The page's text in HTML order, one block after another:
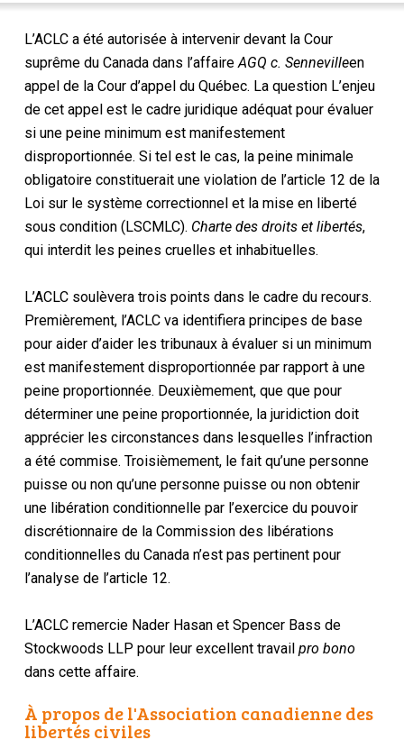
L’ACLC a été autorisée à intervenir devant la Cour
suprême du Canada dans l’affaireAGQ c. Sennevilleen
appel de la Cour d’appel du Québec. La questionL’enjeu
de cet appel est le cadre juridique adéquat pour évaluer
si une peine minimumest manifestement
disproportionnée. Si tel est le cas, la peine minimale
obligatoire constituerait une violation de l’article 12 de la
Loi sur le système correctionnel et la mise en liberté
sous condition (LSCMLC). Charte des droits et libertés,
qui interdit les peines cruelles et inhabituelles.
L’ACLC soulèvera trois points dans le cadre du recours.
Premièrement, l’ACLC va identifieraprincipes de base
pour aiderd’aider les tribunaux à évaluer si un minimum
est manifestement disproportionnée par rapport à une
peine proportionnée. Deuxièmement, que quepour
déterminerune peine proportionnée, la juridiction doit
apprécier les circonstances dans lesquelles l’infraction
a été commise. Troisièmement, le fait qu’une personne
puisse ou nonqu’une personne puisse ou non obtenir
une libération conditionnelle par l’exercice du pouvoir
discrétionnaire de la Commission des libérations
conditionnelles du Canada n’est pas pertinent pour
l’analyse de l’article 12.
L’ACLC remercie Nader Hasan et Spencer Bass de
Stockwoods LLP pour leur excellent travail pro bono
dans cette affaire.
À propos de l'Association canadienne des
libertés civiles